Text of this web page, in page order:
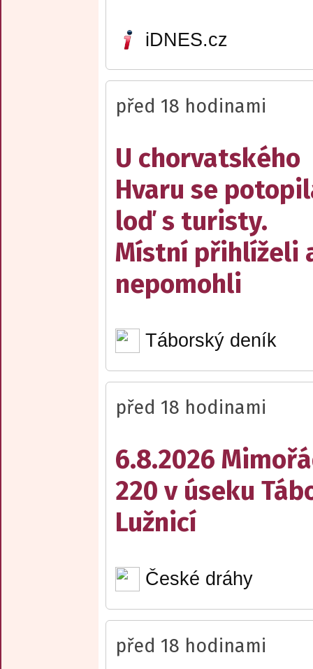
iDNES.cz
před 18 hodinami
U chorvatského
Hvaru se
loď s turisty.
Místní přihlíželi
nepomohli
Táborský deník
před 18 hodinami
6.8.2026
220 v úseku
Lužnicí
České dráhy
před 18 hodinami